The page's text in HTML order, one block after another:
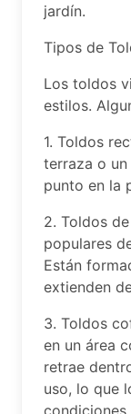
jardín.
Tipos de
Los toldos
estilos.
1. Toldos
terraza o
punto en la
2. Toldos
populares
Están
extienden
3. Toldos
en un área
retrae
uso, lo que
condiciones